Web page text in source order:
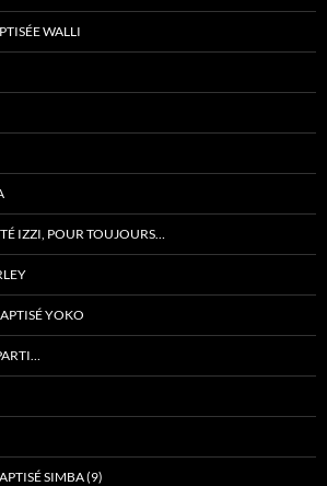
WALLI
IZZI, POUR TOUJOURS…
YOKO
SIMBA (9)